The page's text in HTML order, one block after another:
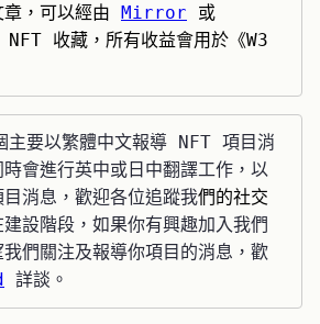
，可以經由 Mirror
收藏，所有收益會用於《W3
主要以繁體中文報導 NFT 項目消
會進行英中或日中翻譯工作，以
消息，歡迎各位追蹤我們的社交
設階段，如果你有興趣加入我們
們關注及報導你項目的消息，歡
詳談。